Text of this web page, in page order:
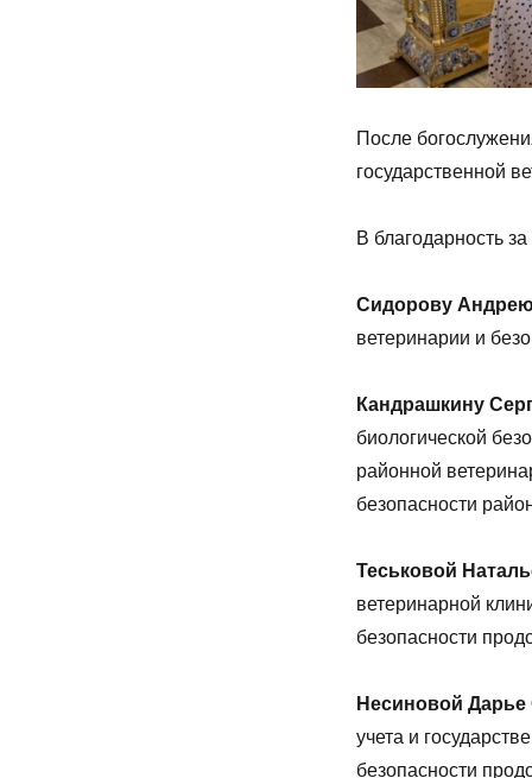
После
государственной
В благодарность
Сидорову
ветеринарии и
Кандрашкину
биологической
районной
безопасности
Теськовой
ветеринарной
безопасности
Несиновой Дарье
учета и
безопасности